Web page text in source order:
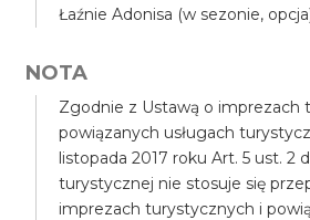
Łaźnie Adonisa (w sezonie,
NOTA
Zgodnie z Ustawą o imprezach
powiązanych usługach
listopada 2017 roku Art. 5 ust. 2
turystycznej nie stosuje się
imprezach turystycznych i